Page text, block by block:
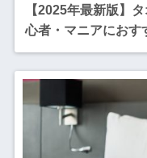
【2025年最新版】
心者・マニアにおす